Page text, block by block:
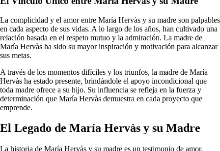
La complicidad y el amor entre María Hervàs y su madre son palpables
en cada aspecto de sus vidas. A lo largo de los años, han cultivado una
relación basada en el respeto mutuo y la admiración. La madre de
María Hervàs ha sido su mayor inspiración y motivación para alcanzar
sus metas.
A través de los momentos difíciles y los triunfos, la madre de María
Hervàs ha estado presente, brindándole el apoyo incondicional que
toda madre ofrece a su hijo. Su influencia se refleja en la fuerza y
determinación que María Hervàs demuestra en cada proyecto que
emprende.
El Legado de María Hervàs y su Madre
La historia de María Hervàs y su madre es un testimonio de amor,